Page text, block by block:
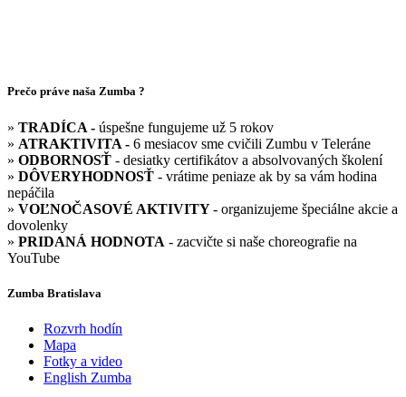
Prečo práve naša Zumba ?
» TRADÍCA - úspešne fungujeme už 5 rokov
» ATRAKTIVITA - 6 mesiacov sme cvičili Zumbu v Teleráne
» ODBORNOSŤ - desiatky certifikátov a absolvovaných školení
» DÔVERYHODNOSŤ - vrátime peniaze ak by sa vám hodina
nepáčila
» VOĽNOČASOVÉ AKTIVITY- organizujeme špeciálne akcie a
dovolenky
» PRIDANÁ HODNOTA - zacvičte si naše choreografie na
YouTube
Zumba Bratislava
Rozvrh hodín
Mapa
Fotky a video
English Zumba